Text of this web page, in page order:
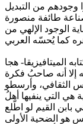
وجودهم من التبديل
صناعة طائفة منصورة
الوجود الإلهي من
الميتافيزيقا- هجا
إلا أنه صاحبُ فكرة
الثقافي، وأرسطو
هي التي ينفيها أهلُ
القيم لو اطّلع
هو الضحية الأولى